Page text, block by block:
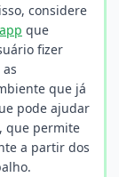
considere
app que
fizer
que já
pode ajudar
que permite
a partir dos